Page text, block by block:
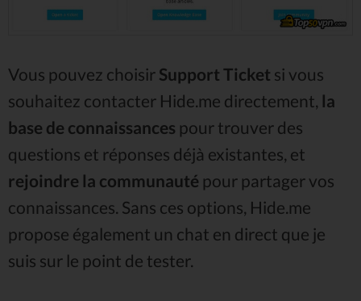
Vous pouvez choisir Support Ticket si vous
souhaitez contacter Hide.me directement, la
base de connaissances pour trouver des
questions et réponses déjà existantes, et
rejoindre la communauté pour partager vos
connaissances. Sans ces options, Hide.me
propose également un chat en direct que je
suis sur le point de tester.